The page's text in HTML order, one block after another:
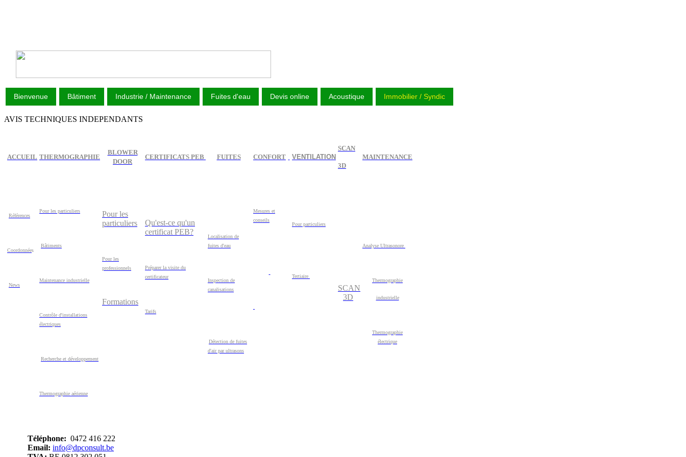
Bienvenue Bâtiment Industrie / Maintenance Fuites d'eau Devis online Acoustique Immobilier / Syndic
AVIS TECHNIQUES INDEPENDANTS
ACCUEIL THERMOGRAPHIE
BLOWER
DOOR
CERTIFICATS PEB FUITES CONFORT VENTILATION
SCAN
3D
MAINTENANCE
Références
Coordonnées
News
Pour les particuliers
Bâtiments
Maintenance industrielle
Contrôle d'installations
électriques
Recherche et développement
Thermographie aérienne
Pour les
particuliers
Pour les
professionnels
Formations
Qu'est-ce qu'un
certificat PEB?
Préparer la visite du
certificateur
Tarifs
Localisation de
fuites d'eau
Inspection de
canalisations
Détection de fuites
d'air par ultrasons
Mesures et
conseils
Pour particuliers
Tertiaire
SCAN
3D
Analyse Ultrasonore
Thermographie
industrielle
Thermographie
électrique
Téléphone: 0472 416 222
Email: info@dpconsult.be